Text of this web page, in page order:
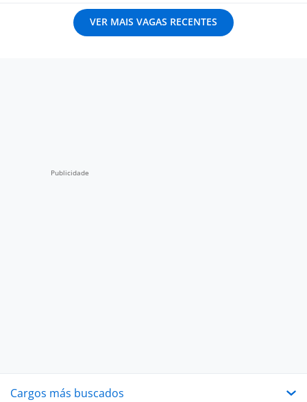
VER MAIS VAGAS RECENTES
Cargos más buscados